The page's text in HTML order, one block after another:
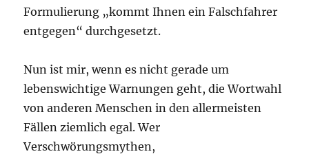
Formulierung „kommt Ihnen ein Falschfahrer
entgegen“ durchgesetzt.
Nun ist mir, wenn es nicht gerade um
lebenswichtige Warnungen geht, die Wortwahl
von anderen Menschen in den allermeisten
Fällen ziemlich egal. Wer
Verschwörungsmythen,